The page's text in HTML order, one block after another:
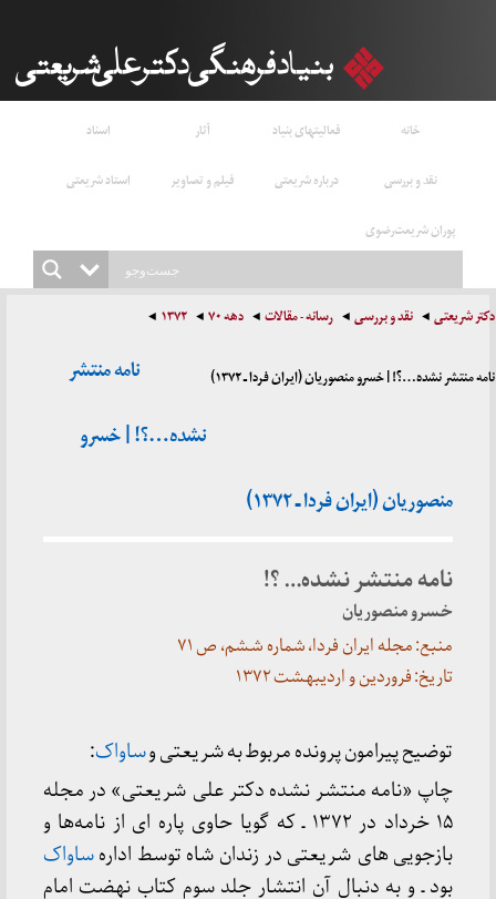
خانه فعالیتهای بنیاد آثار
اسناد
نقد و بررسی
درباره شریعتی فیلم و تصاویر
استاد شریعتی
پوران شریعت‌رضوی
دکتر شریعتی نقد و بررسی رسانه - مقالات دهه ۷۰ ۱۳۷۲
نامه منتشر نشده…؟! | خسرو منصوریان (ایران فردا ـ ۱۳۷۲)
نامه منتشر
نشده…؟! | خسرو
منصوریان (ایران فردا ـ ۱۳۷۲)
نامه منتشر نشده… ؟!
خسرو منصوریان
منبع: مجله ایران فردا، شماره ششم، ص ۷۱
تاریخ: فروردین و اردیبهشت ۱۳۷۲
توضیح پیرامون پرونده مربوط به شریعتی وساواک:
چاپ «نامه منتشر نشده دکتر علی شریعتی» در مجله
۱۵ خرداد در ۱۳۷۲ ـ که گویا حاوی پاره ای از نامه‌ها و
بازجویی های شریعتی در زندان شاه توسط ادارهساواک
بود ـ و به دنبال آن انتشار جلد سوم کتاب نهضت امام